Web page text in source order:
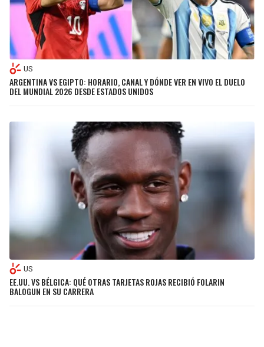
US
ARGENTINA VS EGIPTO: HORARIO, CANAL Y DÓNDE VER EN VIVO EL DUELO
DEL MUNDIAL 2026 DESDE ESTADOS UNIDOS
US
EE.UU. VS BÉLGICA: QUÉ OTRAS TARJETAS ROJAS RECIBIÓ FOLARIN
BALOGUN EN SU CARRERA